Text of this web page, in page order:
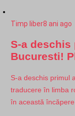
Timp liber8 ani ago
S-a deschis
Bucuresti!
S-a deschis primul
traducere în limba
în această încăpere